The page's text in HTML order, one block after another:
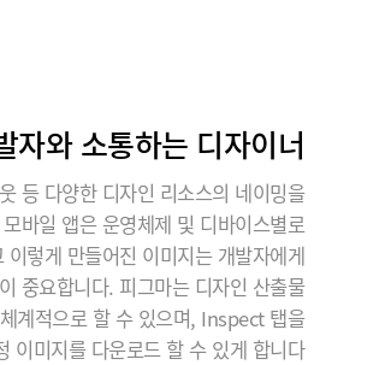
자와 소통하는 디자이너
등 다양한 디자인 리소스의 네이밍을
바일 앱은 운영체제 및 디바이스별로
렇게 만들어진 이미지는 개발자에게
중요합니다. 피그마는 디자인 산출물
계적으로 할 수 있으며, Inspect 탭을
이미지를 다운로드 할 수 있게 합니다